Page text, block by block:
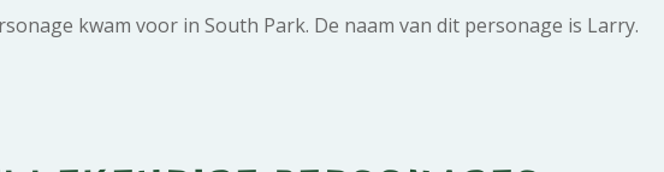
kwam voor in South Park. De naam van dit personage is Larry.